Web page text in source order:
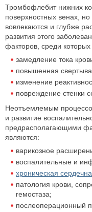
Тромбофлебит нижних
поверхностных венах,
вовлекаются и глубже
развития этого
факторов, среди
замедление тока
повышенная
изменение
повреждение стенки
Неотъемлемым
и развитие
предрасполагающими
являются:
варикозное
воспалительные и
хроническая
патология крови,
гемостаза;
послеоперационный